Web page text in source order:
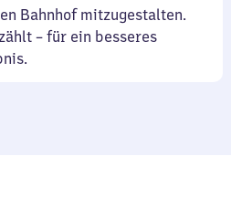
Bahnhof mitzugestalten.
– für ein besseres